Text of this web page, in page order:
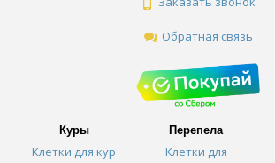
Обратная связь
Куры
Клетки для кур
Перепела
Клетки для